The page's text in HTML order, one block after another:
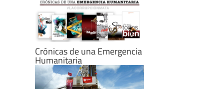
Crónicas de una Emergencia
Humanitaria